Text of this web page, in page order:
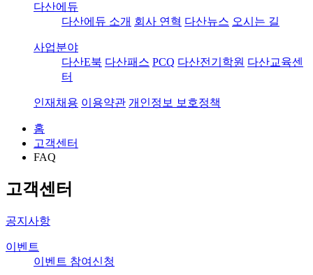
다산에듀
다산에듀 소개 회사 연혁 다산뉴스 오시는 길
사업분야
다산E북 다산패스 PCQ 다산전기학원 다산교육센
터
인재채용 이용약관 개인정보 보호정책
홈
고객센터
FAQ
고객센터
공지사항
이벤트
이벤트 참여신청